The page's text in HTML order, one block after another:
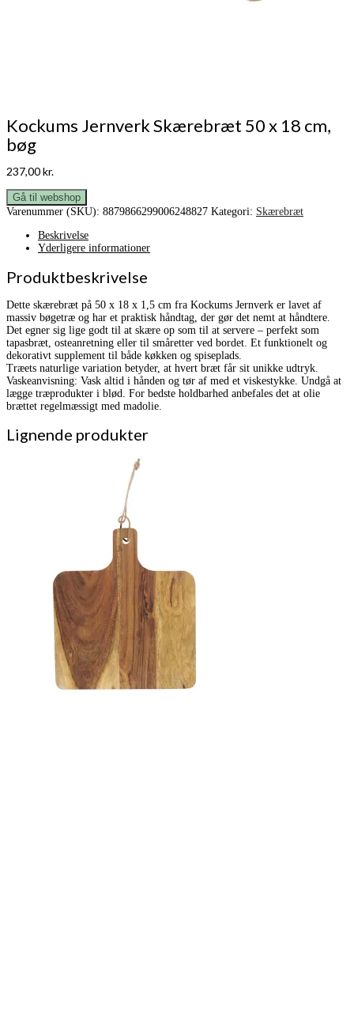
Kockums Jernverk Skærebræt 50 x 18 cm,
bøg
237,00kr.
Gå til webshop
Varenummer (SKU): 8879866299006248827 Kategori: Skærebræt
Beskrivelse
Yderligere informationer
Produktbeskrivelse
Dette skærebræt på 50 x 18 x 1,5 cm fra Kockums Jernverk er lavet af
massiv bøgetræ og har et praktisk håndtag, der gør det nemt at håndtere.
Det egner sig lige godt til at skære op som til at servere – perfekt som
tapasbræt, osteanretning eller til småretter ved bordet. Et funktionelt og
dekorativt supplement til både køkken og spiseplads.
Træets naturlige variation betyder, at hvert bræt får sit unikke udtryk.
Vaskeanvisning: Vask altid i hånden og tør af med et viskestykke. Undgå at
lægge træprodukter i blød. For bedste holdbarhed anbefales det at olie
brættet regelmæssigt med madolie.
Lignende produkter